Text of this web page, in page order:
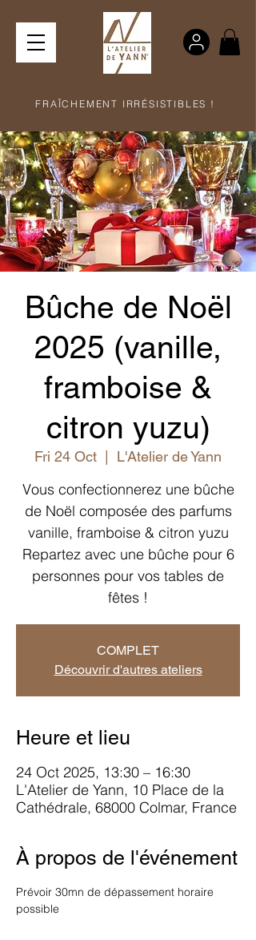
FRAÎCHEMENT IRRÉSISTIBLES !
Bûche de Noël
2025 (vanille,
framboise &
citron yuzu)
Fri 24 Oct L'Atelier de Yann
Vous confectionnerez une bûche
de Noël composée des parfums
vanille, framboise & citron yuzu
Repartez avec une bûche pour 6
personnes pour vos tables de
fêtes !
COMPLET
Découvrir d'autres ateliers
Heure et lieu
24 Oct 2025, 13:30 – 16:30
L'Atelier de Yann, 10 Place de la
Cathédrale, 68000 Colmar, France
À propos de l'événement
Prévoir 30mn de dépassement horaire
possible